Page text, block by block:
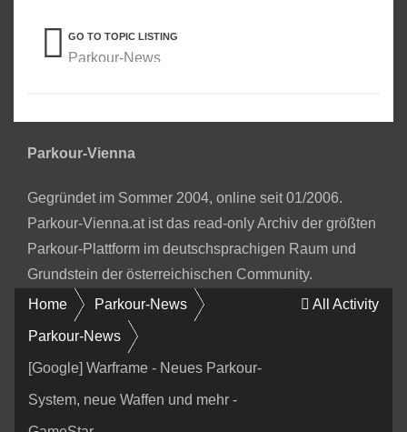
GO TO TOPIC LISTING
Parkour-News
Parkour-Vienna
Gegründet im Sommer 2004, online seit 01/2006.
Parkour-Vienna.at ist das read-only Archiv der größten
Parkour-Plattform im deutschsprachigen Raum und
Grundstein der österreichischen Community.
All Activity
Home Parkour-News
Parkour-News
[Google] Warframe - Neues Parkour-
System, neue Waffen und mehr -